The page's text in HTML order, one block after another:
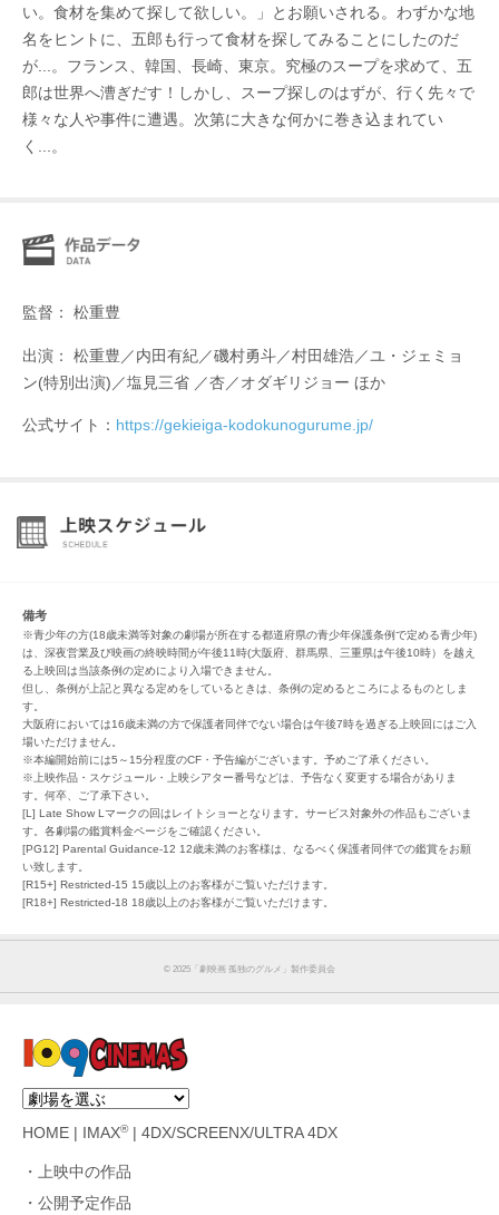
い。食材を集めて探して欲しい。」とお願いされる。わずかな地
名をヒントに、五郎も行って食材を探してみることにしたのだ
が...。フランス、韓国、長崎、東京。究極のスープを求めて、五
郎は世界へ漕ぎだす！しかし、スープ探しのはずが、行く先々で
様々な人や事件に遭遇。次第に大きな何かに巻き込まれてい
く...。
監督： 松重豊
出演： 松重豊／内田有紀／磯村勇斗／村田雄浩／ユ・ジェミョ
ン(特別出演)／塩見三省 ／杏／オダギリジョー ほか
公式サイト： https://gekieiga-kodokunogurume.jp/
備考
※青少年の方(18歳未満等対象の劇場が所在する都道府県の青少年保護条例で定める青少年)
は、深夜営業及び映画の終映時間が午後11時(大阪府、群馬県、三重県は午後10時）を越え
る上映回は当該条例の定めにより入場できません。
但し、条例が上記と異なる定めをしているときは、条例の定めるところによるものとしま
す。
大阪府においては16歳未満の方で保護者同伴でない場合は午後7時を過ぎる上映回にはご入
場いただけません。
※本編開始前には5～15分程度のCF・予告編がございます。予めご了承ください。
※上映作品・スケジュール・上映シアター番号などは、予告なく変更する場合がありま
す。何卒、ご了承下さい。
[L] Late Show Lマークの回はレイトショーとなります。サービス対象外の作品もございま
す。各劇場の鑑賞料金ページをご確認ください。
[PG12] Parental Guidance-12 12歳未満のお客様は、なるべく保護者同伴での鑑賞をお願
い致します。
[R15+] Restricted-15 15歳以上のお客様がご覧いただけます。
[R18+] Restricted-18 18歳以上のお客様がご覧いただけます。
©︎ 2025「劇映画 孤独のグルメ」製作委員会
HOME IMAX®| 4DX/SCREENX/ULTRA 4DX
上映中の作品
公開予定作品